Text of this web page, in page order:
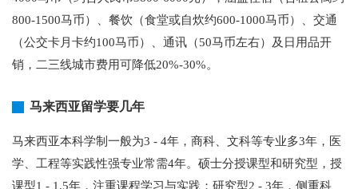
800-1500马币）、餐饮（食堂或自炊约600-1000马币）、交通
（公交卡月卡约100马币）、通讯（50马币左右）及日用品开
销，二三线城市费用可降低20%-30%。
马来西亚留学要几年
马来西亚本科学制一般为3 - 4年，商科、文科等专业多3年，医
学、工程等实践性强专业常需4年。硕士分授课型和研究型，授
课型1 - 1.5年，注重课程学习与实践；研究型2 - 3年，侧重科